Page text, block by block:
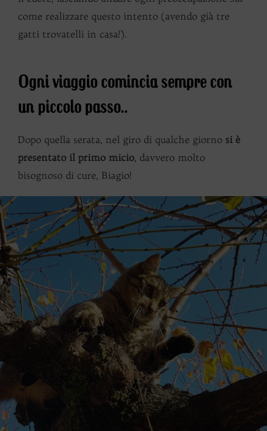
come realizzare questo intento (avendo già tre
gatti trovatelli in casa!).
Ogni viaggio comincia sempre con
un piccolo passo..
Dopo quella serata, nel giro di qualche giorno si è
presentato il primo micio, davvero molto
bisognoso di cure, Biagio!